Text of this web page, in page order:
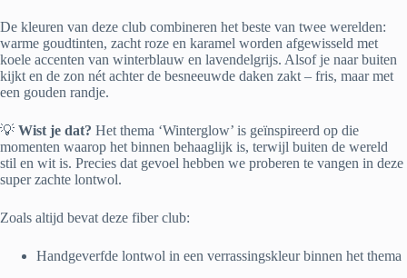
De kleuren van deze club combineren het beste van twee werelden:
warme goudtinten, zacht roze en karamel worden afgewisseld met
koele accenten van winterblauw en lavendelgrijs. Alsof je naar buiten
kijkt en de zon nét achter de besneeuwde daken zakt – fris, maar met
een gouden randje.
💡 Wist je dat? Het thema ‘Winterglow’ is geïnspireerd op die
momenten waarop het binnen behaaglijk is, terwijl buiten de wereld
stil en wit is. Precies dat gevoel hebben we proberen te vangen in deze
super zachte lontwol.
Zoals altijd bevat deze fiber club:
Handgeverfde lontwol in een verrassingskleur binnen het thema